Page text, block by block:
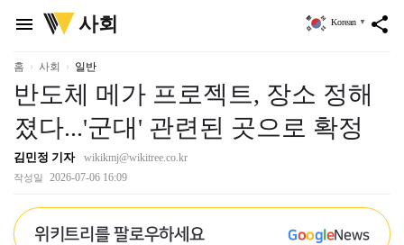
menu
위
키
리
사회 share
Korean ▼
홈 사회 일반
반도체 메가 프로젝트, 장소 정해
졌다...'군대' 관련된 곳으로 확정
김민정 기자 wikikmj@wikitree.co.kr
작성일 2026-07-06 16:09
위키트리를 팔로우하세요 GoogleNews